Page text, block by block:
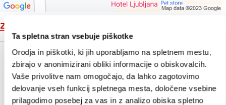
Ta spletna stran vsebuje piškotke
Orodja in piškotki, ki jih uporabljamo na spletnem mestu,
zbirajo v anonimizirani obliki informacije o obiskovalcih.
Vaše privolitve nam omogočajo, da lahko zagotovimo
delovanje vseh funkcij spletnega mesta, določene vsebine
prilagodimo posebej za vas in z analizo obiska spletno
Zemljevid